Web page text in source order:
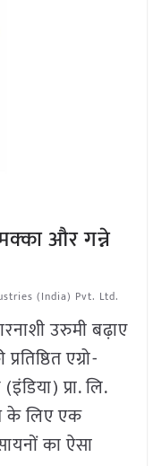
और गन्ने
(India) Pvt. Ltd.
उरुमी बढ़ाए
एग्रो-
प्रा. लि.
के लिए एक
का ऐसा